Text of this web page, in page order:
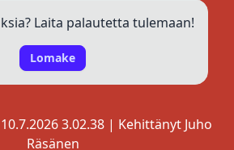
Laita palautetta tulemaan!
Lomake
3.02.38 | Kehittänyt Juho
Räsänen